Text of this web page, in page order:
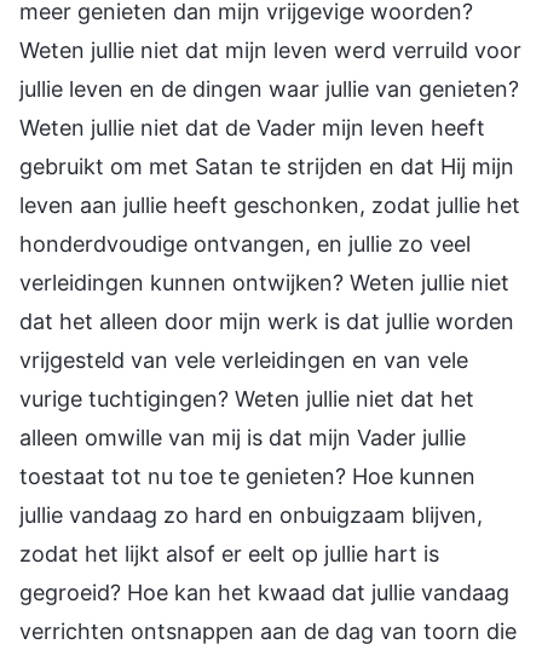
meer genieten dan mijn vrijgevige woorden?
Weten jullie niet dat mijn leven werd verruild voor
jullie leven en de dingen waar jullie van genieten?
Weten jullie niet dat de Vader mijn leven heeft
gebruikt om met Satan te strijden en dat Hij mijn
leven aan jullie heeft geschonken, zodat jullie het
honderdvoudige ontvangen, en jullie zo veel
verleidingen kunnen ontwijken? Weten jullie niet
dat het alleen door mijn werk is dat jullie worden
vrijgesteld van vele verleidingen en van vele
vurige tuchtigingen? Weten jullie niet dat het
alleen omwille van mij is dat mijn Vader jullie
toestaat tot nu toe te genieten? Hoe kunnen
jullie vandaag zo hard en onbuigzaam blijven,
zodat het lijkt alsof er eelt op jullie hart is
gegroeid? Hoe kan het kwaad dat jullie vandaag
verrichten ontsnappen aan de dag van toorn die